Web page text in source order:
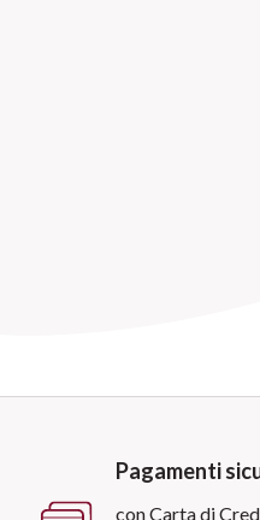
Pagamenti
con Carta di